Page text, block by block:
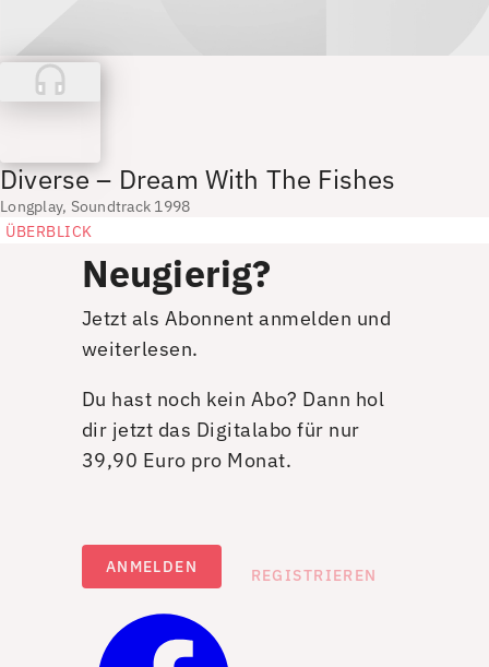
Diverse – Dream With The Fishes
Longplay, Soundtrack 1998
ÜBERBLICK
Neugierig?
Jetzt als Abonnent anmelden und
weiterlesen.
Du hast noch kein Abo? Dann hol
dir jetzt das Digitalabo für nur
39,90 Euro pro Monat.
ANMELDEN REGISTRIEREN